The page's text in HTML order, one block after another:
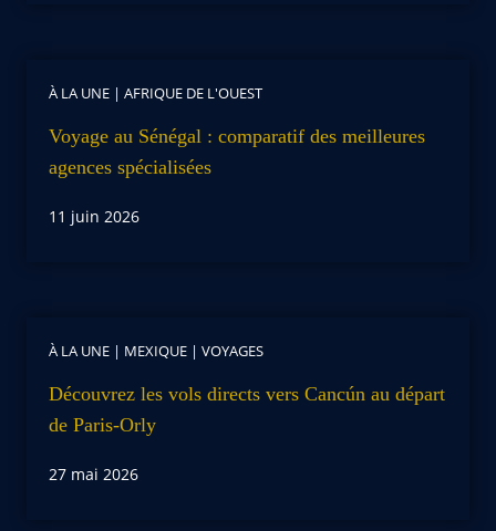
À LA UNE | AFRIQUE DE L'OUEST
Voyage au Sénégal : comparatif des meilleures
agences spécialisées
11 juin 2026
À LA UNE | MEXIQUE | VOYAGES
Découvrez les vols directs vers Cancún au départ
de Paris-Orly
27 mai 2026